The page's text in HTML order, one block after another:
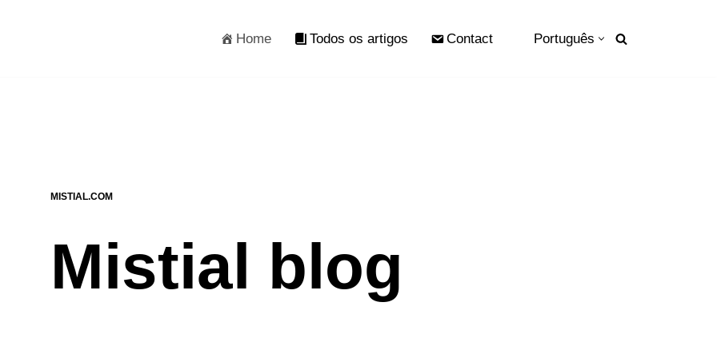
Home Todos os artigos Contact Português
MISTIAL.COM
Mistial blog